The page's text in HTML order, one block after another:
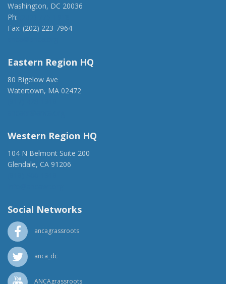
Washington, DC 20036
Ph:
Fax: (202) 223-7964
Eastern Region HQ
80 Bigelow Ave
Watertown, MA 02472
Western Region HQ
104 N Belmont Suite 200
Glendale, CA 91206
Social Networks
ancagrassroots
anca_dc
ANCAgrassroots